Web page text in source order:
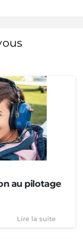
au pilotage
Lire la suite